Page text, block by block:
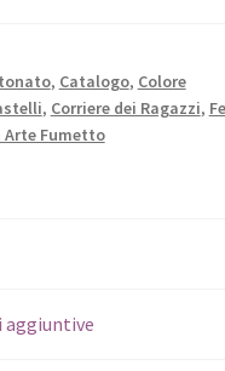
, Catalogo, Colore
, Corriere dei Ragazzi,
Arte Fumetto